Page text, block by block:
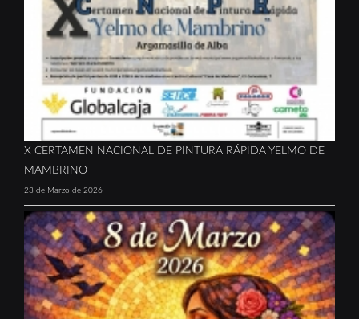
X CERTAMEN NACIONAL DE PINTURA RÁPIDA YELMO DE
MAMBRINO
23 de Marzo de 2026